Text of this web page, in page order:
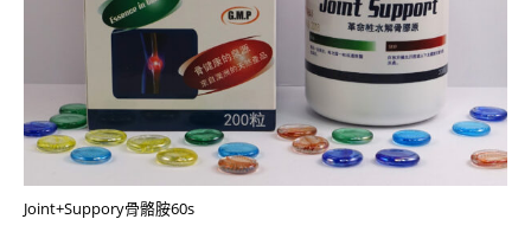
Joint+Suppory骨骼胺60s